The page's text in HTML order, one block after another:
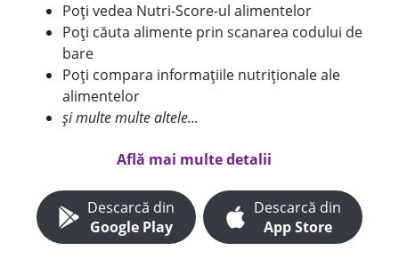
Poți vedea Nutri-Score-ul alimentelor
Poți căuta alimente prin scanarea codului de
bare
Poți compara informațiile nutriționale ale
alimentelor
și multe multe altele...
Află mai multe detalii
Descarcă din
Google Play
Descarcă din
App Store